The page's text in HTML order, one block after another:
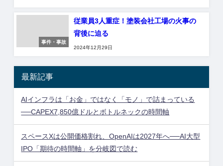
事件・事故
従業員3人重症！塗装会社工場の火事の
背後に迫る
2024年12月29日
最新記事
AIインフラは「お金」ではなく「モノ」で詰まっている
──CAPEX7,850億ドルとボトルネックの時間軸
スペースXは公開価格割れ、OpenAIは2027年へ──AI大型
IPO「期待の時間軸」を分岐図で読む